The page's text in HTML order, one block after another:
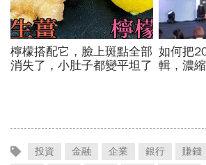
檸檬搭配它，臉上斑點全部
消失了，小肚子都變平坦了
如何把
輯，濃
步驟？
投資 金融 企業 銀行 賺錢